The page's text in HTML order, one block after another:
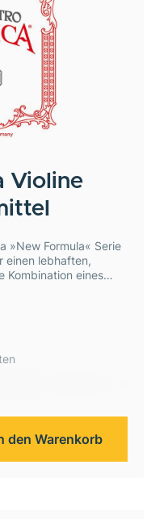
Violine
»New Formula« Serie
einen lebhaften,
Kombination eines
Umwicklung aus
den Warenkorb